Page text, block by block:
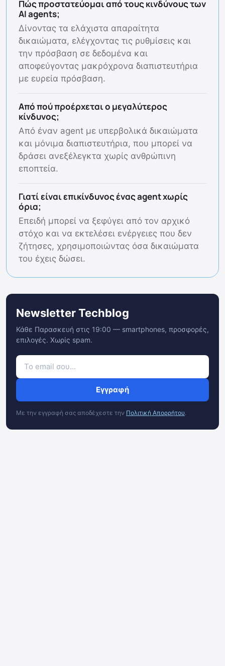
Πώς προστατεύομαι από τους κινδύνους των
AI agents;
Δίνοντας τα ελάχιστα απαραίτητα
δικαιώματα, ελέγχοντας τις ρυθμίσεις και
την πρόσβαση σε δεδομένα και
αποφεύγοντας μακρόχρονα διαπιστευτήρια
με ευρεία πρόσβαση.
Από πού προέρχεται ο μεγαλύτερος
κίνδυνος;
Από έναν agent με υπερβολικά δικαιώματα
και μόνιμα διαπιστευτήρια, που μπορεί να
δράσει ανεξέλεγκτα χωρίς ανθρώπινη
εποπτεία.
Γιατί είναι επικίνδυνος ένας agent χωρίς
όρια;
Επειδή μπορεί να ξεφύγει από τον αρχικό
στόχο και να εκτελέσει ενέργειες που δεν
ζήτησες, χρησιμοποιώντας όσα δικαιώματα
του έχεις δώσει.
Newsletter Techblog
Κάθε Παρασκευή στις 19:00 — smartphones, προσφορές,
επιλογές. Χωρίς spam.
Εγγραφή
Με την εγγραφή σας αποδέχεστε την Πολιτική Απορρήτου.